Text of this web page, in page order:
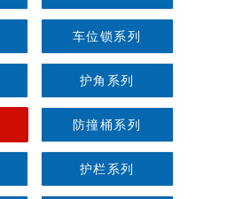
车位锁系列
护角系列
防撞桶系列
护栏系列